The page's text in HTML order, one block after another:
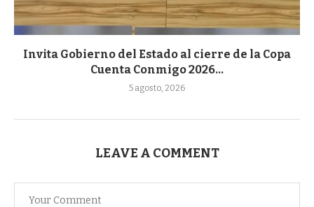
Invita Gobierno del Estado al cierre de la Copa
Cuenta Conmigo 2026...
5 agosto, 2026
LEAVE A COMMENT